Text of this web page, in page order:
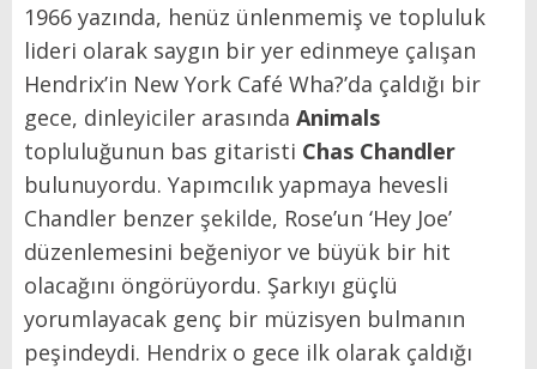
1966 yazında, henüz ünlenmemiş ve topluluk
lideri olarak saygın bir yer edinmeye çalışan
Hendrix’in New York Café Wha?’da çaldığı bir
gece, dinleyiciler arasında Animals
topluluğunun bas gitaristi Chas Chandler
bulunuyordu. Yapımcılık yapmaya hevesli
Chandler benzer şekilde, Rose’un ‘Hey Joe’
düzenlemesini beğeniyor ve büyük bir hit
olacağını öngörüyordu. Şarkıyı güçlü
yorumlayacak genç bir müzisyen bulmanın
peşindeydi. Hendrix o gece ilk olarak çaldığı